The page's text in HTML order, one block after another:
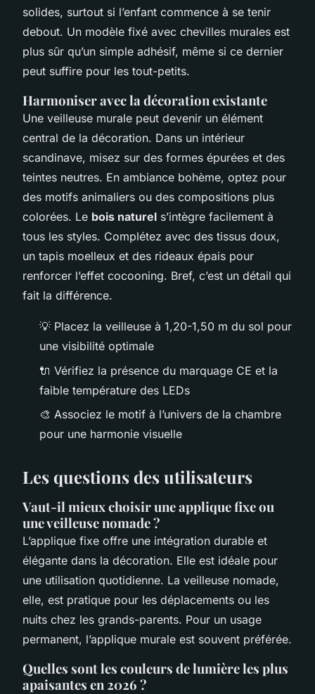
solides, surtout si l’enfant commence à se tenir
debout. Un modèle fixé avec chevilles murales est
plus sûr qu’un simple adhésif, même si ce dernier
peut suffire pour les tout-petits.
Harmoniser avec la décoration existante
Une veilleuse murale peut devenir un élément
central de la décoration. Dans un intérieur
scandinave, misez sur des formes épurées et des
teintes neutres. En ambiance bohème, optez pour
des motifs animaliers ou des compositions plus
colorées. Le bois naturel s’intègre facilement à
tous les styles. Complétez avec des tissus doux,
un tapis moelleux et des rideaux épais pour
renforcer l’effet cocooning. Bref, c’est un détail qui
fait la différence.
💡 Placez la veilleuse à 1,20-1,50 m du sol pour
une visibilité optimale
🔌 Vérifiez la présence du marquage CE et la
faible température des LEDs
🎨 Associez le motif à l’univers de la chambre
pour une harmonie visuelle
Les questions des utilisateurs
Vaut-il mieux choisir une applique fixe ou
une veilleuse nomade ?
L’applique fixe offre une intégration durable et
élégante dans la décoration. Elle est idéale pour
une utilisation quotidienne. La veilleuse nomade,
elle, est pratique pour les déplacements ou les
nuits chez les grands-parents. Pour un usage
permanent, l’applique murale est souvent préférée.
Quelles sont les couleurs de lumière les plus
apaisantes en 2026 ?